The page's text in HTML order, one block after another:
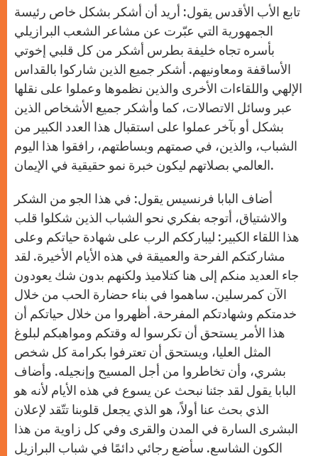
p
p
g
e
r
o
k
تابع الأب الأقدس يقول: أريد أن أشكر بشكل خاص رئيسة
الجمهورية التي عبّرت عن مشاعر الشعب البرازيلي
بأسره تجاه خليفة بطرس أشكر من كل قلبي إخوتي
الأساقفة ومعاونيهم. أشكر جميع الذين شاركوا بالقداس
الإلهي واللقاءات الأخرى والذين نظموها وعملوا على نقلها
عبر وسائل الاتصالات، كما وأشكر جميع الأشخاص الذين
بشكل أو بآخر عملوا على استقبال هذا العدد الكبير من
الشباب، والذين، في صمتهم وبساطتهم، رافقوا هذا اليوم
العالمي بصلاتهم ليكون خبرة نمو حقيقية في الإيمان.
أضاف البابا فرنسيس يقول: في هذا الجو من الشكر
والاشتياق، أتوجه بفكري نحو الشباب الذين شكلوا قلب
هذا اللقاء الكبير: ليبارككم الرب على شهادة حياتكم وعلى
مشاركتكم الفرحة والعميقة في هذه الأيام الأخيرة. لقد
جاء العديد منكم إلى هنا كتلاميذ ولكنهم بدون شك يعودون
الآن كمرسلين. ساهموا في بناء حضارة الحب من خلال
خدمتكم وشهادتكم المفرحة. أظهروا من خلال حياتكم أن
هذا الأمر يستحق أن تكرسوا له وقتكم ومواهبكم لبلوغ
المثل العليا، ويستحق أن تعترفوا بكرامة كل شخص
بشري، وأن تخاطروا من أجل المسيح وإنجيله. وأضاف
البابا يقول لقد جئنا نبحث عن يسوع في هذه الأيام لأنه هو
الذي بحث عنا أولاً، هو الذي يجعل قلوبنا تتّقد لإعلان
البشرى السارة في المدن والقرى وفي كل زاوية من هذا
الكون الشاسع. سأضع رجائي دائمًا في شباب البرازيل